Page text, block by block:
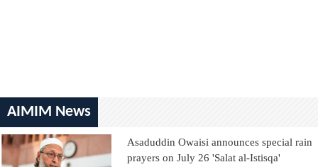
AIMIM News
Asaduddin Owaisi announces special rain
prayers on July 26 'Salat al-Istisqa'